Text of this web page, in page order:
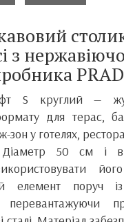
з
S круглий —
для терас,
зон у готелях,
Діаметр 50 см і
елемент поруч